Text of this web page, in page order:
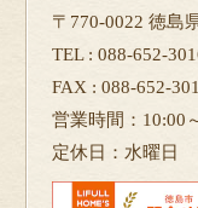
〒770-0022 徳島
TEL : 088-652-
FAX : 088-652-
営業時間：10:00
定休日：水曜日